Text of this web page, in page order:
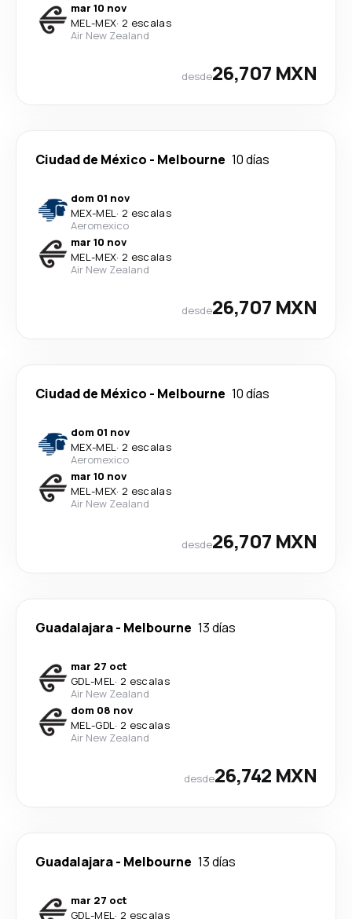
mar 10 nov
MEL-MEX· 2 escalas
Air New Zealand
desde26,707 MXN
Ciudad de México - Melbourne 10 días
dom 01 nov
MEX-MEL· 2 escalas
Aeromexico
mar 10 nov
MEL-MEX· 2 escalas
Air New Zealand
desde26,707 MXN
Ciudad de México - Melbourne 10 días
dom 01 nov
MEX-MEL· 2 escalas
Aeromexico
mar 10 nov
MEL-MEX· 2 escalas
Air New Zealand
desde26,707 MXN
Guadalajara- Melbourne 13 días
mar 27 oct
GDL-MEL· 2 escalas
Air New Zealand
dom 08 nov
MEL-GDL· 2 escalas
Air New Zealand
desde26,742 MXN
Guadalajara- Melbourne 13 días
mar 27 oct
GDL-MEL· 2 escalas